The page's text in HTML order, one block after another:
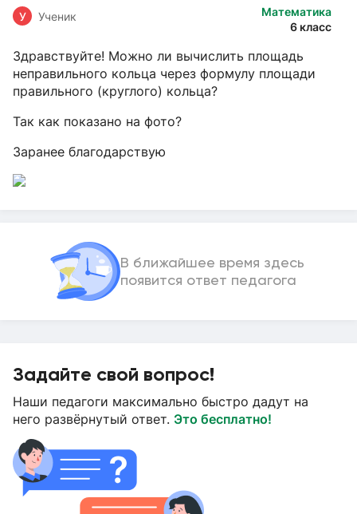
Математика
6 класс
У Ученик
Здравствуйте! Можно ли вычислить площадь
неправильного кольца через формулу площади
правильного (круглого) кольца?
Так как показано на фото?
Заранее благодарствую
В ближайшее время здесь
появится ответ педагога
Задайте свой вопрос!
Наши педагоги максимально быстро дадут на
него развёрнутый ответ. Это бесплатно!